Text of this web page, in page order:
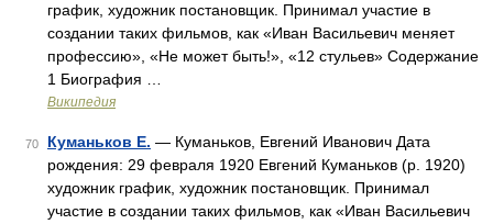
график, художник постановщик. Принимал участие в
создании таких фильмов, как «Иван Васильевич меняет
профессию», «Не может быть!», «12 стульев» Содержание
1 Биография …
Википедия
70 Куманьков Е. — Куманьков, Евгений Иванович Дата
рождения: 29 февраля 1920 Евгений Куманьков (р. 1920)
художник график, художник постановщик. Принимал
участие в создании таких фильмов, как «Иван Васильевич